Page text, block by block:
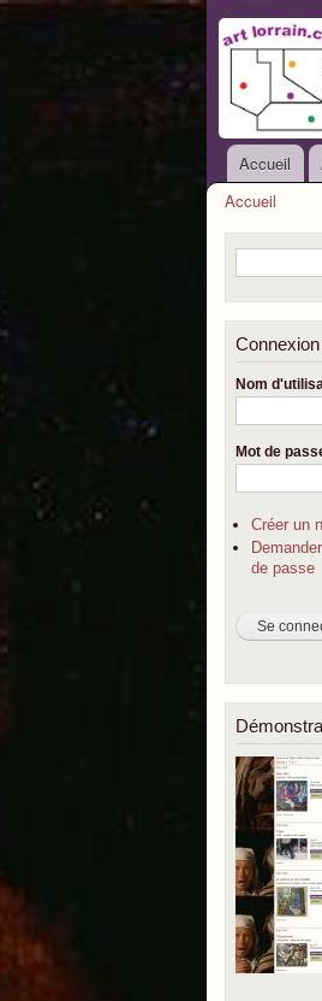
Menu
Accueil
Accueil
Formulaire
Nom
Mot de
Créer un
de passe